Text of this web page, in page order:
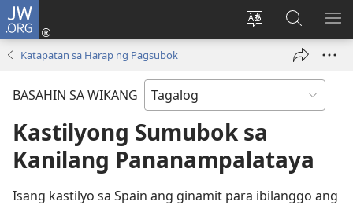
JW.ORG
Baguhin
ng
Mag-
log
bubukas
window)
sa
JW.ORG
Katapatan sa Harap ng Pagsubok
BASAHIN SA WIKANG
Kastilyong Sumubok sa
Kanilang Pananampalataya
Isang kastilyo sa Spain ang ginamit para ibilanggo ang